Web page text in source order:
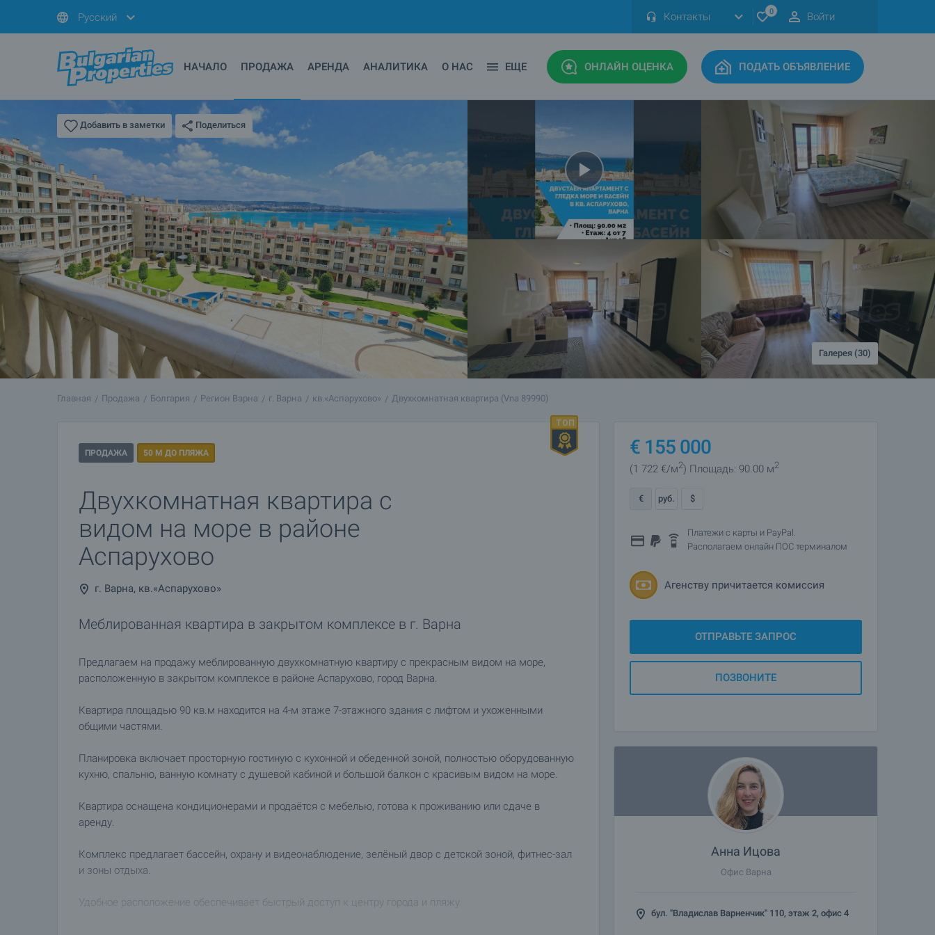
Русский Контакты 0 Войти
НАЧАЛО ПРОДАЖА АРЕНДА АНАЛИТИКА О НАС ЕЩЕ ОНЛАЙН ОЦЕНКА ПОДАТЬ ОБЪЯВЛЕНИЕ
Добавить в заметки Поделиться
Галерея (30)
Главная Продажа Болгария Регион Варна г. Варна кв.«Аспарухово» Двухкомнатная квартира (Vna 89990)
ПРОДАЖА 50 М ДО ПЛЯЖА
Двухкомнатная квартира с
видом на море в районе
Аспарухово
г. Варна, кв.«Аспарухово»
Меблированная квартира в закрытом комплексе в г. Варна
Предлагаем на продажу меблированную двухкомнатную квартиру с прекрасным видом на море,
расположенную в закрытом комплексе в районе Аспарухово, город Варна.
Квартира площадью 90 кв.м находится на 4-м этаже 7-этажного здания с лифтом и ухоженными
общими частями.
Планировка включает просторную гостиную с кухонной и обеденной зоной, полностью оборудованную
кухню, спальню, ванную комнату с душевой кабиной и большой балкон с красивым видом на море.
Квартира оснащена кондиционерами и продаётся с мебелью, готова к проживанию или сдаче в
аренду.
Комплекс предлагает бассейн, охрану и видеонаблюдение, зелёный двор с детской зоной, фитнес-зал
и зоны отдыха.
Удобное расположение обеспечивает быстрый доступ к центру города и пляжу.
€ 155 000
(1 722 €/м2) Площадь: 90.00 м2
€ руб. $
Платежи с карты и PayPal.
Располагаем онлайн ПОС терминалом
Агенству причитается комиссия
ОТПРАВЬТЕ ЗАПРОС
ПОЗВОНИТЕ
Анна Ицова
Офис Варна
бул. "Владислав Варненчик" 110, этаж 2, офис 4